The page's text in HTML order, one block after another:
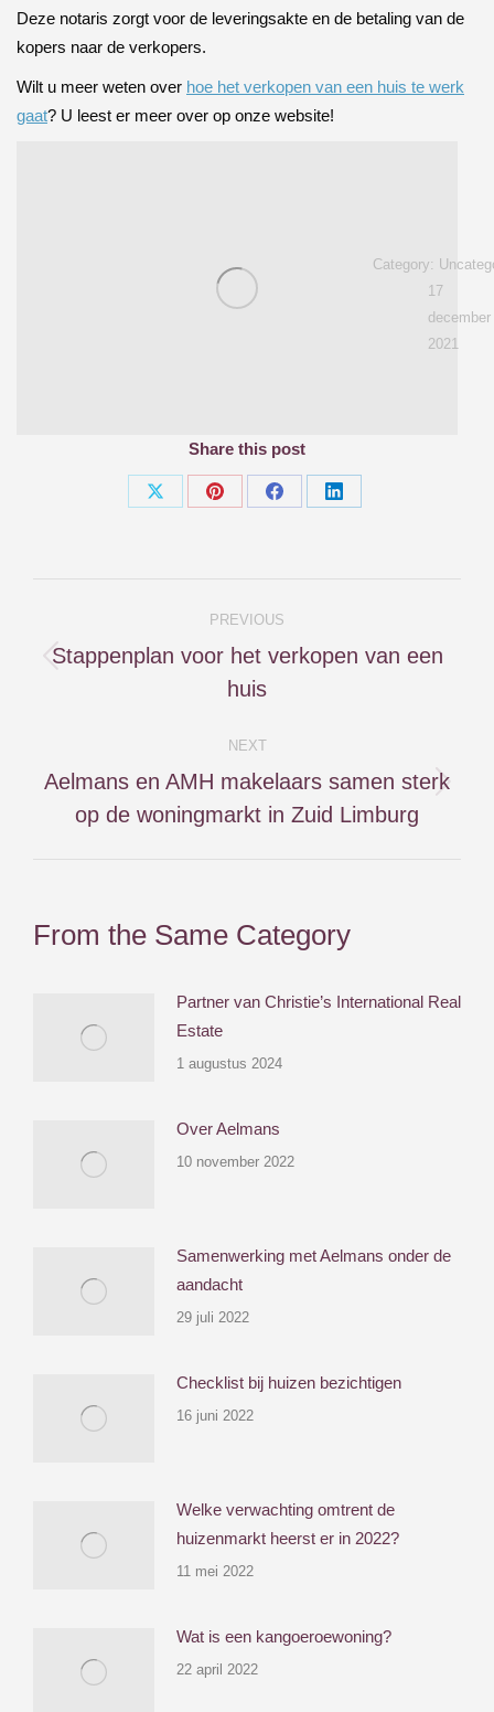
Deze notaris zorgt voor de leveringsakte en de betaling van de
kopers naar de verkopers.
Wilt u meer weten over hoe het verkopen van een huis te werk
gaat? U leest er meer over op onze website!
Category:
17
december
2021
Share this post
Share
Share
Share
Share
navigation
PREVIOUS
Previous
post:
Stappenplan voor het verkopen van een
huis
NEXT
Next
post:
Aelmans en AMH makelaars samen sterk
op de woningmarkt in Zuid Limburg
From the Same Category
Partner van Christie’s International Real
Estate
1 augustus 2024
Over Aelmans
10 november 2022
Samenwerking met Aelmans onder de
aandacht
29 juli 2022
Checklist bij huizen bezichtigen
16 juni 2022
Welke verwachting omtrent de
huizenmarkt heerst er in 2022?
11 mei 2022
Wat is een kangoeroewoning?
22 april 2022